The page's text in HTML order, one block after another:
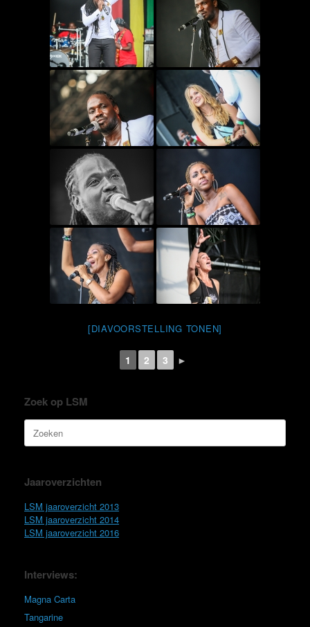
[DIAVOORSTELLING TONEN]
1 2 3 ►
Zoek op LSM
Zoeken
naar:
Jaaroverzichten
LSM jaaroverzicht 2013
LSM jaaroverzicht 2014
LSM jaaroverzicht 2016
Interviews:
Magna Carta
Tangarine